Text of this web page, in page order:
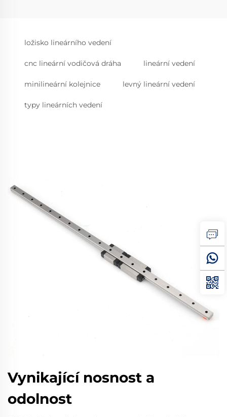
ložisko lineárního vedení
cnc lineární vodičová dráha lineární vedení
minilineární kolejnice levný lineární vedení
typy lineárních vedení
Vynikající nosnost a
odolnost